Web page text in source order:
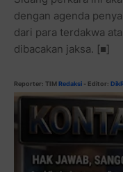
dengan agenda
dari para terdakwa
dibacakan jaksa. [■]
Reporter: TIM Redaksi - Editor: